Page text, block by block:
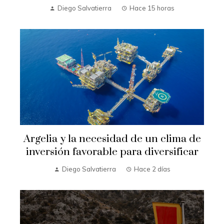
Diego Salvatierra Hace 15 horas
Argelia y la necesidad de un clima de
inversión favorable para diversificar
Diego Salvatierra Hace 2 días